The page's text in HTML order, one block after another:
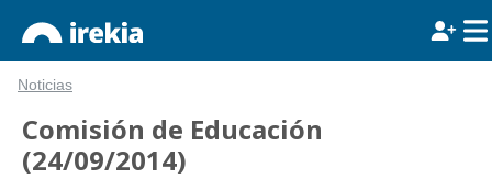
Noticias
Comisión de Educación
(24/09/2014)